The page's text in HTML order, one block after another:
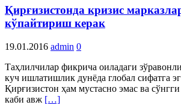
Қирғизистонда кризис
кўпайтириш керак
19.01.2016 admin 0
Таҳлилчилар фикрича оиладаги
куч ишлатишлик дунёда глобал сифатга
Қирғизистон ҳам мустасно эмас ва
каби авж […]